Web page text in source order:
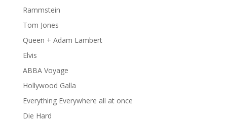
Rammstein
Tom Jones
Queen + Adam Lambert
Elvis
ABBA Voyage
Hollywood Galla
Everything Everywhere all at once
Die Hard